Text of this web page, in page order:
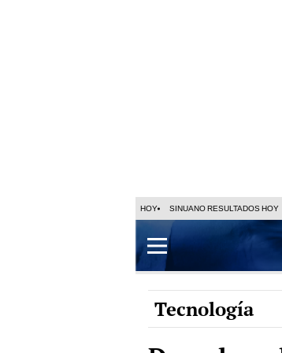
HOY SINUANO RESULTADOS HOY
Tecnología